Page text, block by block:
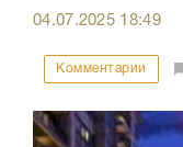
04.07.2025 18:49
Комментарии